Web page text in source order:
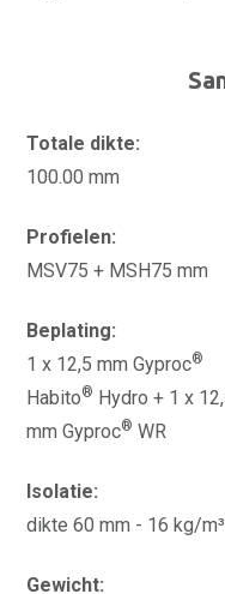
Totale dikte:
100.00 mm
Profielen:
MSV75 + MSH75 mm
Beplating:
1 x 12,5 mm Gyproc®
Habito® Hydro + 1 x
mm Gyproc® WR
Isolatie:
dikte 60 mm - 16 kg/m³
Gewicht: